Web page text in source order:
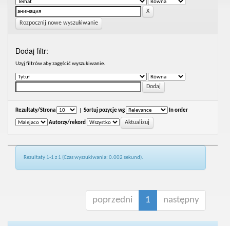
Rozpocznij nowe wyszukiwanie
Dodaj filtr:
Uzyj filtrów aby zagęścić wyszukiwanie.
Rezultaty/Strona Sortuj pozycje wg In order
Autorzy/rekord
Rezultaty 1-1 z 1 (Czas wyszukiwania: 0.002 sekund).
poprzedni 1 następny